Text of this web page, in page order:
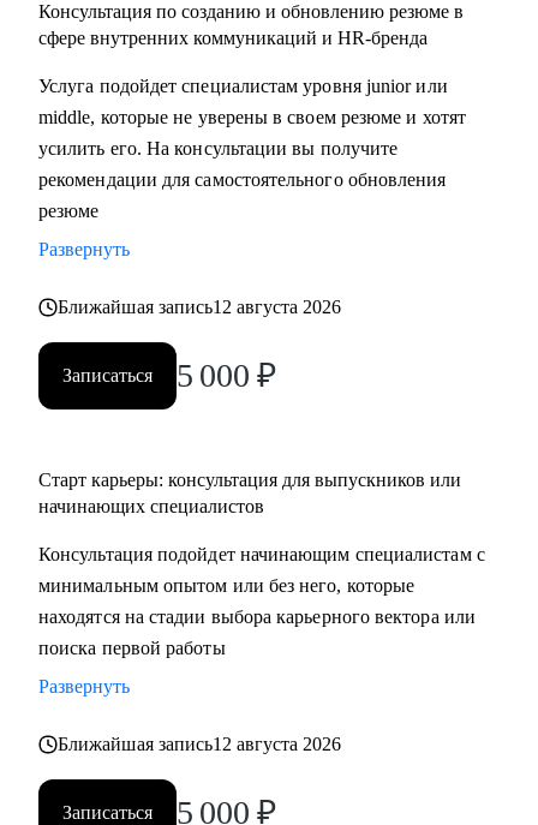
• специалистам, которые хотят развиваться в сфере
мероприятий, комьюнити-менеджмента
• тем, кто хочет сменить карьерный трек и перейти во
внутриком, HR-бренд и корпоративный ивент
• специалистам уровня Junior и Middle: внутренние
коммуникации, HR-бренд, event-менеджер
Консультация по созданию и обновлению резюме в
сфере внутренних коммуникаций и HR-бренда
Услуга подойдет специалистам уровня junior или
middle, которые не уверены в своем резюме и хотят
усилить его. На консультации вы получите
рекомендации для самостоятельного обновления
резюме
Развернуть
Ближайшая запись12 августа 2026
Записаться 5 000 ₽
Старт карьеры: консультация для выпускников или
начинающих специалистов
Консультация подойдет начинающим специалистам с
минимальным опытом или без него, которые
находятся на стадии выбора карьерного вектора или
поиска первой работы
Развернуть
Ближайшая запись12 августа 2026
Записаться 5 000 ₽